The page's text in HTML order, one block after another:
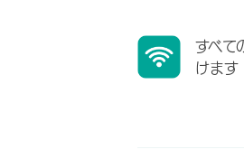
すべて
けます